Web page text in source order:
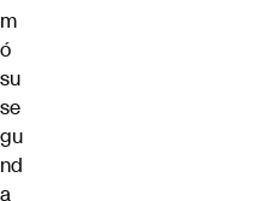
m
ó
su
se
gu
nd
a